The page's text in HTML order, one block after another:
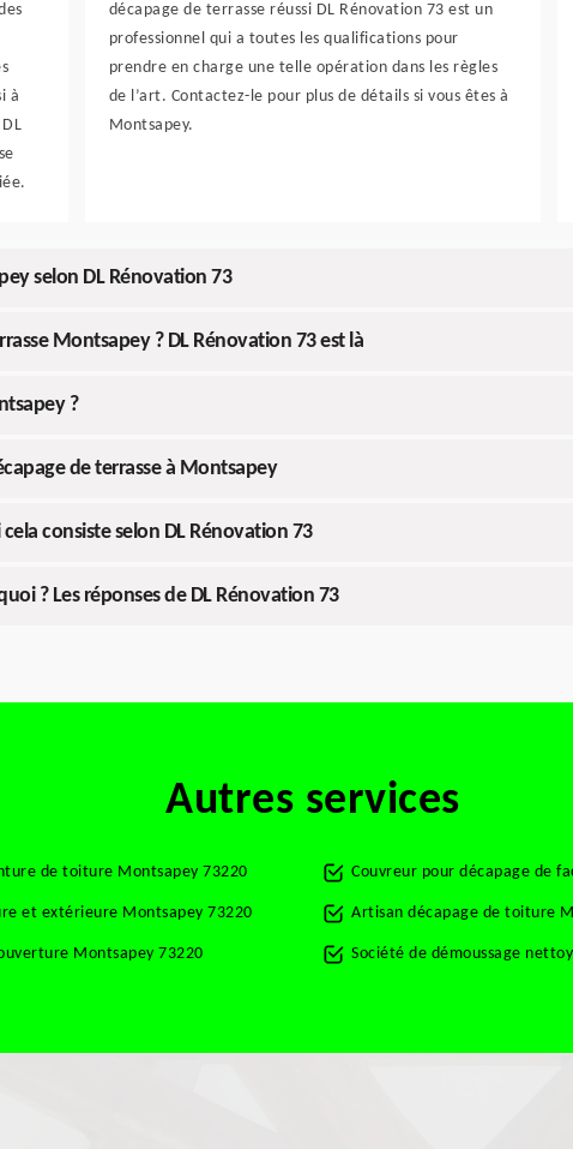
à
décapage de terrasse réussi DL Rénovation 73 est un
professionnel qui a toutes les qualifications pour
prendre en charge une telle opération dans les règles
de l’art. Contactez-le pour plus de détails si vous êtes à
Montsapey.
selon DL Rénovation 73
Montsapey ? DL Rénovation 73 est là
?
de terrasse à Montsapey
consiste selon DL Rénovation 73
? Les réponses de DL Rénovation 73
Autres services
de toiture Montsapey 73220
et extérieure Montsapey 73220
Montsapey 73220
Couvreur pour décapage de
Artisan décapage de toiture
Société de démoussage